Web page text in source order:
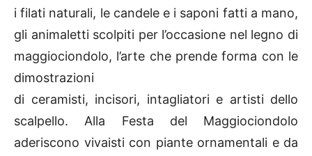
i filati naturali, le candele e i saponi fatti a mano,
gli animaletti scolpiti per l’occasione nel legno di
maggiociondolo, l’arte che prende forma con le
dimostrazioni
di ceramisti, incisori, intagliatori e artisti dello
scalpello. Alla Festa del Maggiociondolo
aderiscono vivaisti con piante ornamentali e da